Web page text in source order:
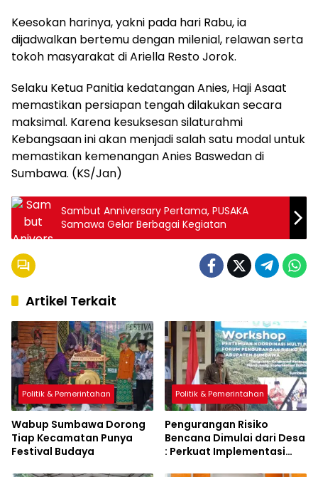
Keesokan harinya, yakni pada hari Rabu, ia
dijadwalkan bertemu dengan milenial, relawan serta
tokoh masyarakat di Ariella Resto Jorok.
Selaku Ketua Panitia kedatangan Anies, Haji Asaat
memastikan persiapan tengah dilakukan secara
maksimal. Karena kesuksesan silaturahmi
Kebangsaan ini akan menjadi salah satu modal untuk
memastikan kemenangan Anies Baswedan di
Sumbawa. (KS/Jan)
Sambut Anniversary Pertama, PUSAKA
Samawa Gelar Berbagai Kegiatan
Artikel Terkait
Politik & Pemerintahan
Wabup Sumbawa Dorong
Tiap Kecamatan Punya
Festival Budaya
Politik & Pemerintahan
Pengurangan Risiko
Bencana Dimulai dari Desa
: Perkuat Implementasi